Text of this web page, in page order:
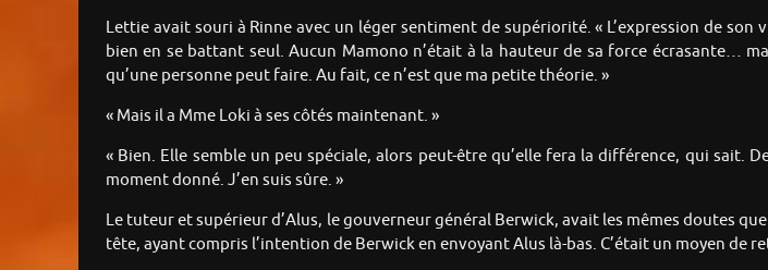
Lettie avait souri à Rinne avec un léger sentiment de supériorité. « L’expression de
bien en se battant seul. Aucun Mamono n’était à la hauteur de sa force écrasante…
qu’une personne peut faire. Au fait, ce n’est que ma petite théorie. »
« Mais il a Mme Loki à ses côtés maintenant. »
« Bien. Elle semble un peu spéciale, alors peut-être qu’elle fera la différence, qui
moment donné. J’en suis sûre. »
Le tuteur et supérieur d’Alus, le gouverneur général Berwick, avait les mêmes doutes
tête, ayant compris l’intention de Berwick en envoyant Alus là-bas. C’était un moyen